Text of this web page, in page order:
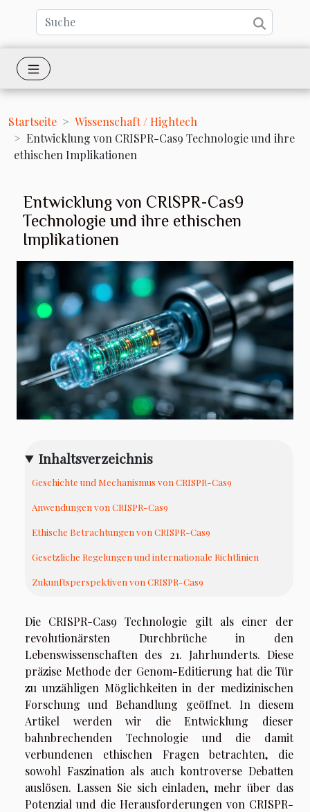
Startseite
Wissenschaft / Hightech
Entwicklung von CRISPR-Cas9 Technologie und ihre
ethischen Implikationen
Entwicklung von CRISPR-Cas9
Technologie und ihre ethischen
Implikationen
Inhaltsverzeichnis
Geschichte und Mechanismus von CRISPR-Cas9
Anwendungen von CRISPR-Cas9
Ethische Betrachtungen von CRISPR-Cas9
Gesetzliche Regelungen und internationale Richtlinien
Zukunftsperspektiven von CRISPR-Cas9
Die CRISPR-Cas9 Technologie gilt als einer der
revolutionärsten Durchbrüche in den
Lebenswissenschaften des 21. Jahrhunderts. Diese
präzise Methode der Genom-Editierung hat die Tür
zu unzähligen Möglichkeiten in der medizinischen
Forschung und Behandlung geöffnet. In diesem
Artikel werden wir die Entwicklung dieser
bahnbrechenden Technologie und die damit
verbundenen ethischen Fragen betrachten, die
sowohl Faszination als auch kontroverse Debatten
auslösen. Lassen Sie sich einladen, mehr über das
Potenzial und die Herausforderungen von CRISPR-